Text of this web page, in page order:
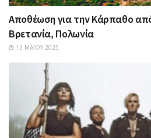
Αποθέωση για την Κάρπαθο
Βρετανία, Πολωνία
13 ΜΑΪ́ΟΥ 2025